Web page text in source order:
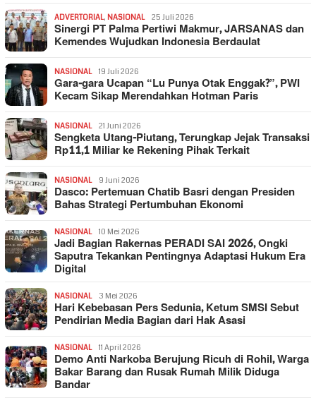
ADVERTORIAL, NASIONAL 25 Juli 2026
Sinergi PT Palma Pertiwi Makmur, JARSANAS dan
Kemendes Wujudkan Indonesia Berdaulat
NASIONAL 19 Juli 2026
Gara-gara Ucapan “Lu Punya Otak Enggak?”, PWI
Kecam Sikap Merendahkan Hotman Paris
NASIONAL 21 Juni 2026
Sengketa Utang-Piutang, Terungkap Jejak Transaksi
Rp11,1 Miliar ke Rekening Pihak Terkait
NASIONAL 9 Juni 2026
Dasco: Pertemuan Chatib Basri dengan Presiden
Bahas Strategi Pertumbuhan Ekonomi
NASIONAL 10 Mei 2026
Jadi Bagian Rakernas PERADI SAI 2026, Ongki
Saputra Tekankan Pentingnya Adaptasi Hukum Era
Digital
NASIONAL 3 Mei 2026
Hari Kebebasan Pers Sedunia, Ketum SMSI Sebut
Pendirian Media Bagian dari Hak Asasi
NASIONAL 11 April 2026
Demo Anti Narkoba Berujung Ricuh di Rohil, Warga
Bakar Barang dan Rusak Rumah Milik Diduga
Bandar